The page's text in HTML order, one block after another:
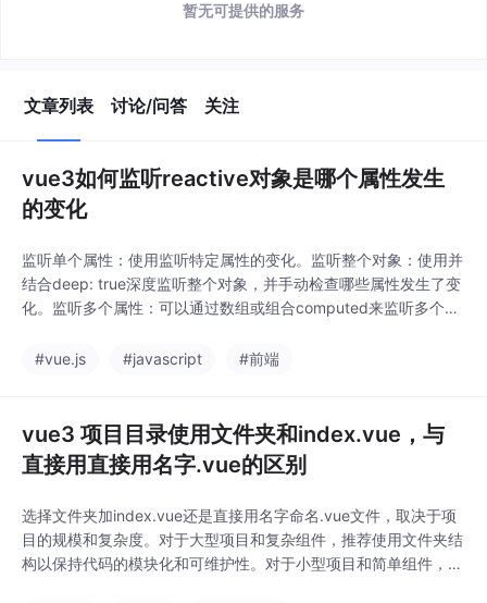
暂无可提供的服务
文章列表 讨论/问答 关注
vue3如何监听reactive对象是哪个属性发生
的变化
监听单个属性：使用监听特定属性的变化。监听整个对象：使用并
结合deep: true深度监听整个对象，并手动检查哪些属性发生了变
化。监听多个属性：可以通过数组或组合computed来监听多个属
别进行监听。这些方法可以帮助你灵活地监听reactive对象中的属
#vue.js #javascript #前端
vue3 项目目录使用文件夹和index.vue，与
直接用直接用名字.vue的区别
选择文件夹加index.vue还是直接用名字命名.vue文件，取决于项
目的规模和复杂度。对于大型项目和复杂组件，推荐使用文件夹结
构以保持代码的模块化和可维护性。对于小型项目和简单组件，直